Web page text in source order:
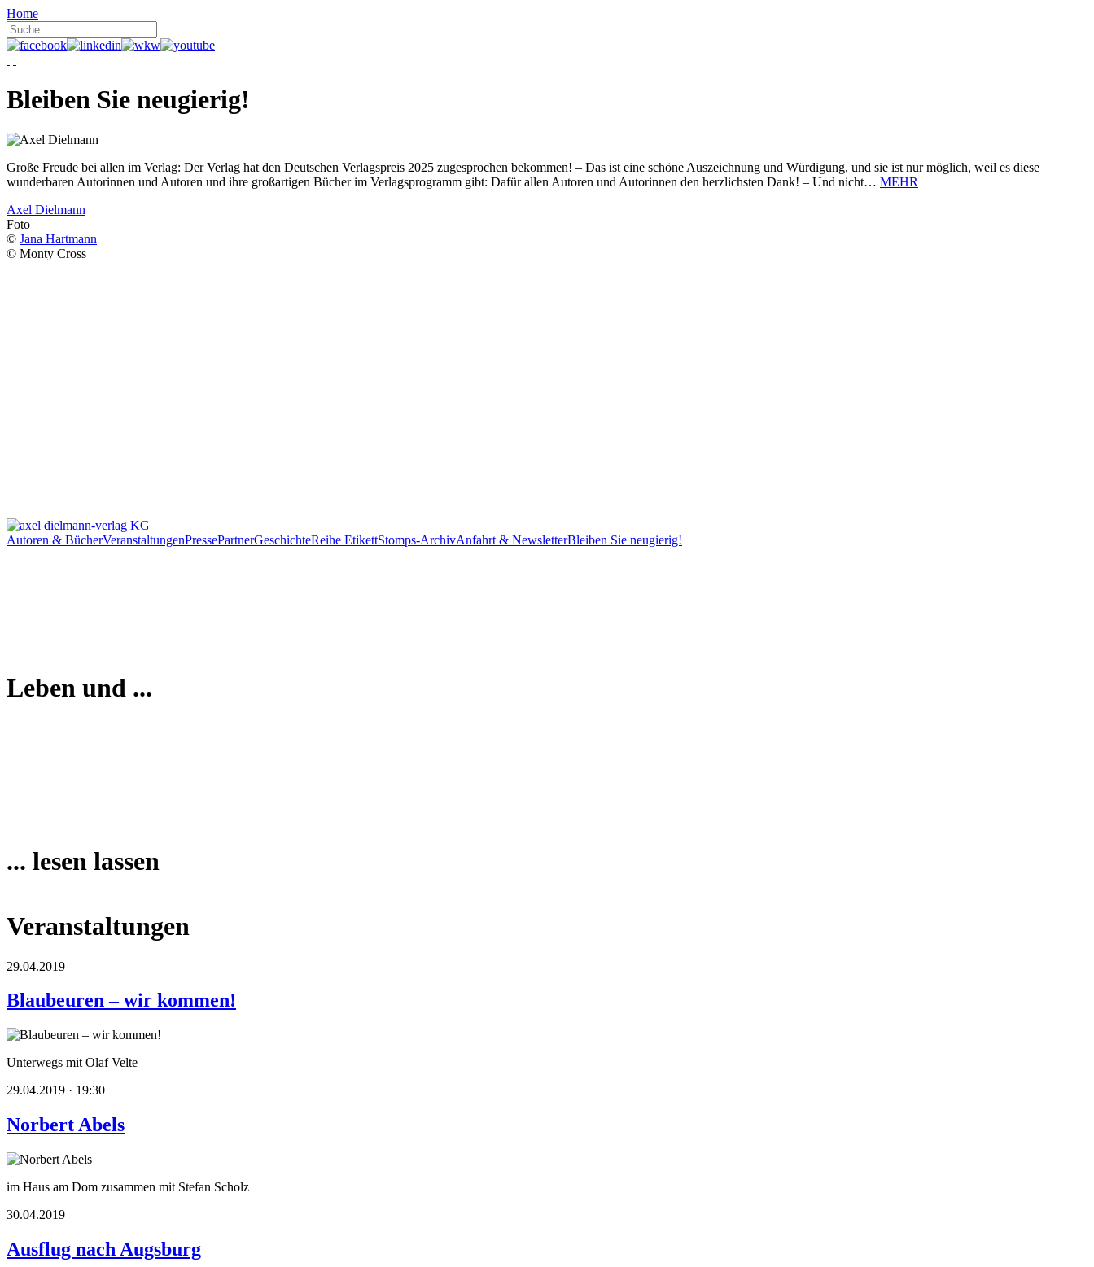
Home
Bleiben Sie neugierig!
Große Freude bei allen im Verlag: Der Verlag hat den Deutschen Verlagspreis 2025 zugesprochen bekommen! – Das ist eine schöne Auszeichnung und Würdigung, und sie ist nur möglich, weil es diese
wunderbaren Autorinnen und Autoren und ihre großartigen Bücher im Verlagsprogramm gibt: Dafür allen Autoren und Autorinnen den herzlichsten Dank! – Und nicht… MEHR
Axel Dielmann
Foto
© Jana Hartmann
© Monty Cross
Autoren & BücherVeranstaltungenPressePartnerGeschichteReihe EtikettStomps-ArchivAnfahrt & NewsletterBleiben Sie neugierig!
Leben und ...
... lesen lassen
Veranstaltungen
29.04.2019
Blaubeuren – wir kommen!
Unterwegs mit Olaf Velte
29.04.2019 · 19:30
Norbert Abels
im Haus am Dom zusammen mit Stefan Scholz
30.04.2019
Ausflug nach Augsburg